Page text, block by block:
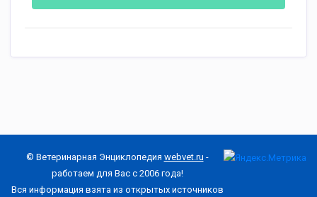
© Ветеринарная Энциклопедия webvet.ru -
работаем для Вас с 2006 года!
Вся информация взята из открытых источников